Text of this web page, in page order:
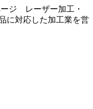
ジ レーザー加工・
に対応した加工業を営